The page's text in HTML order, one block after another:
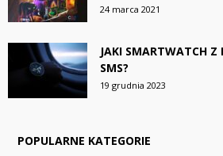
24 marca 2021
JAKI SMARTWATCH Z
SMS?
19 grudnia 2023
POPULARNE KATEGORIE